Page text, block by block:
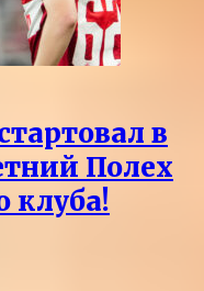
в
Полех
клуба!